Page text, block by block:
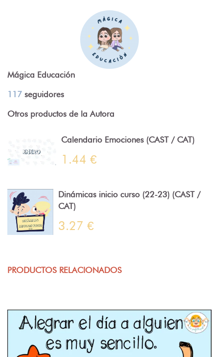
Mágica Educación
117 seguidores
Otros productos de la Autora
Calendario Emociones (CAST / CAT)
1.44 €
Dinámicas inicio curso (22-23) (CAST /
CAT)
3.27 €
PRODUCTOS RELACIONADOS